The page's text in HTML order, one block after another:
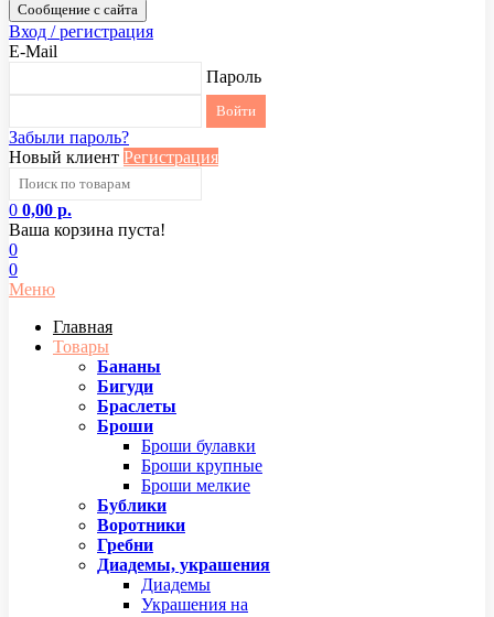
Сообщение с сайта
Вход / регистрация
E-Mail
Пароль
Забыли пароль?
Новый клиент Регистрация
0 0,00 р.
Ваша корзина пуста!
0
0
Меню
Главная
Товары
Бананы
Бигуди
Браслеты
Броши
Броши булавки
Броши крупные
Броши мелкие
Бублики
Воротники
Гребни
Диадемы, украшения
Диадемы
Украшения на